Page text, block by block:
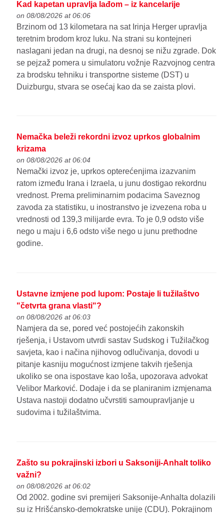
Kad kapetan upravlja lađom – iz kancelarije
on 08/08/2026 at 06:06
Brzinom od 13 kilometara na sat Irinja Herger upravlja
teretnim brodom kroz luku. Na strani su kontejneri
naslagani jedan na drugi, na desnoj se nižu zgrade. Dok
se pejzaž pomera u simulatoru vožnje Razvojnog centra
za brodsku tehniku i transportne sisteme (DST) u
Duizburgu, stvara se osećaj kao da se zaista plovi.
Nemačka beleži rekordni izvoz uprkos globalnim
krizama
on 08/08/2026 at 06:04
Nemački izvoz je, uprkos opterećenjima izazvanim
ratom između Irana i Izraela, u junu dostigao rekordnu
vrednost. Prema preliminarnim podacima Saveznog
zavoda za statistiku, u inostranstvo je izvezena roba u
vrednosti od 139,3 milijarde evra. To je 0,9 odsto više
nego u maju i 6,6 odsto više nego u junu prethodne
godine.
Ustavne izmjene pod lupom: Postaje li tužilaštvo
"četvrta grana vlasti"?
on 08/08/2026 at 06:03
Namjera da se, pored već postojećih zakonskih
rješenja, i Ustavom utvrdi sastav Sudskog i Tužilačkog
savjeta, kao i načina njihovog odlučivanja, dovodi u
pitanje kasniju mogućnost izmjene takvih rješenja
ukoliko se ona ispostave kao loša, upozorava advokat
Velibor Marković. Dodaje i da se planiranim izmjenama
Ustava nastoji dodatno učvrstiti samoupravljanje u
sudovima i tužilaštvima.
Zašto su pokrajinski izbori u Saksoniji-Anhalt toliko
važni?
on 08/08/2026 at 06:02
Od 2002. godine svi premijeri Saksonije-Anhalta dolazili
su iz Hrišćansko-demokratske unije (CDU). Pokrajinom